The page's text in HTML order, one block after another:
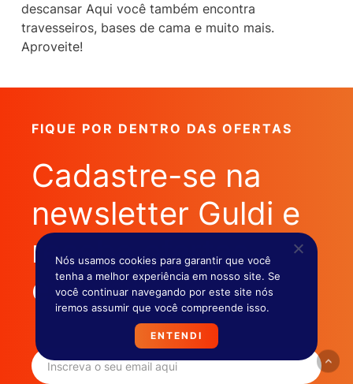
descansar Aqui você também encontra
travesseiros, bases de cama e muito mais.
Aproveite!
FIQUE POR DENTRO DAS OFERTAS
Cadastre-se na
newsletter Guldi e
receba ofertas
exclusivas!
Nós usamos cookies para garantir que você
tenha a melhor experiência em nosso site. Se
você continuar navegando por este site nós
iremos assumir que você compreende isso.
ENTENDI